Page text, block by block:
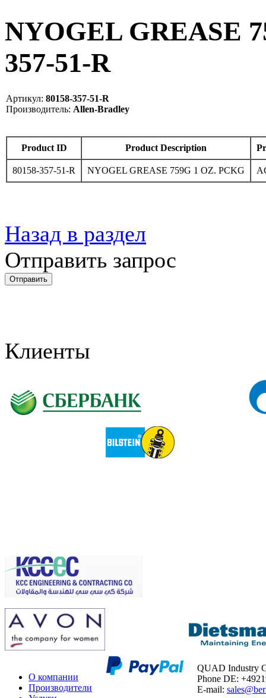
NYOGEL GREASE
357-51-R
Артикул: 80158-357-51-R
Производитель: Allen-Bradley
Product ID Product Description
80158-357-51-R NYOGEL GREASE 759G 1 OZ. PCKG
Назад в раздел
Отправить запрос
Клиенты
О компании
Производители
QUAD Industry
Phone DE:
E-mail: